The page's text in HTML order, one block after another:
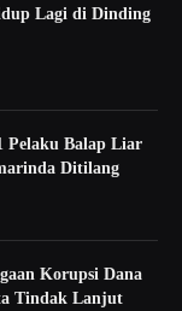
Lagi di Dinding
Pelaku Balap Liar
Ditilang
Korupsi Dana
Tindak Lanjut